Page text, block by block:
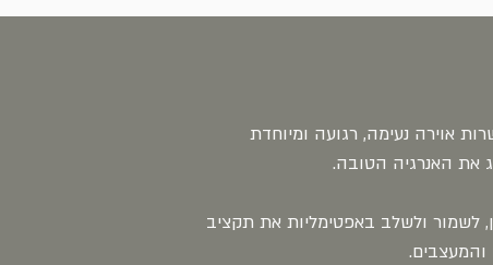
אוירה נעימה, רגועה ומיוחדת
את האנרגיה הטובה.
לשמור ולשלב באפטימליות את תקציב
והמעצבים.